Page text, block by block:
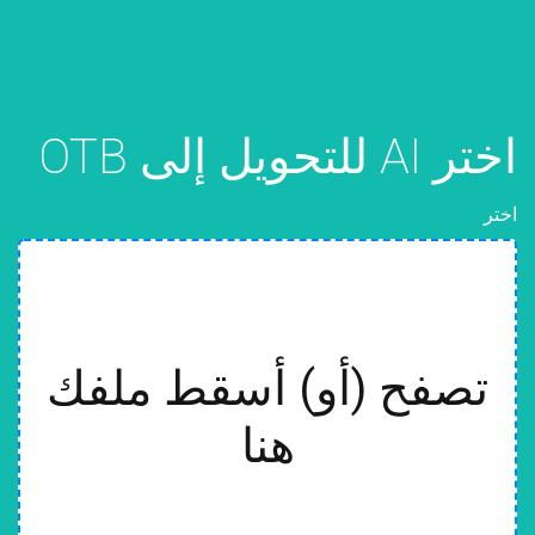
اختر AI للتحويل إلى OTB
اختر
تصفح (أو) أسقط ملفك
هنا